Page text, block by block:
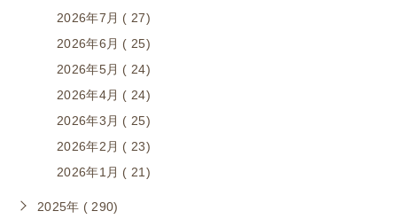
2026年7月 ( 27)
2026年6月 ( 25)
2026年5月 ( 24)
2026年4月 ( 24)
2026年3月 ( 25)
2026年2月 ( 23)
2026年1月 ( 21)
2025年 ( 290)